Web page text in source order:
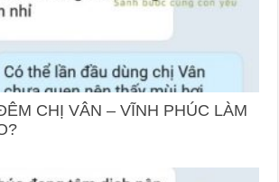
CHỊ VÂN – VĨNH PHÚC LÀM